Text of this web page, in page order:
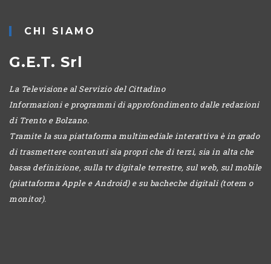
CHI SIAMO
G.E.T. Srl
La Televisione al Servizio del Cittadino
Informazioni e programmi di approfondimento dalle redazioni
di Trento e Bolzano.
Tramite la sua piattaforma multimediale interattiva è in grado
di trasmettere contenuti sia propri che di terzi, sia in alta che
bassa definizione, sulla tv digitale terrestre, sul web, sul mobile
(piattaforma Apple e Android) e su bacheche digitali (totem o
monitor).